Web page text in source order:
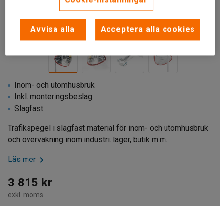
Liknande produkter
Inom- och utomhusbruk
Inkl. monteringsbeslag
Slagfast
Trafikspegel i slagfast material för inom- och utomhusbruk
och övervakning inom industri, lager, butik m.m.
Läs mer
3 815 kr
exkl. moms
Avvisa alla Acceptera alla cookies